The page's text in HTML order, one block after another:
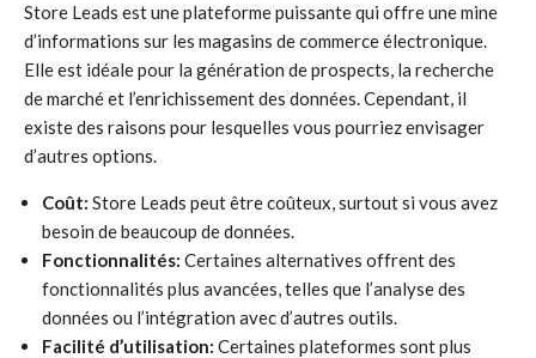
Store Leads est une plateforme puissante qui offre une mine
d’informations sur les magasins de commerce électronique.
Elle est idéale pour la génération de prospects, la recherche
de marché et l’enrichissement des données. Cependant, il
existe des raisons pour lesquelles vous pourriez envisager
d’autres options.
Coût: Store Leads peut être coûteux, surtout si vous avez
besoin de beaucoup de données.
Fonctionnalités: Certaines alternatives offrent des
fonctionnalités plus avancées, telles que l’analyse des
données ou l’intégration avec d’autres outils.
Facilité d’utilisation: Certaines plateformes sont plus